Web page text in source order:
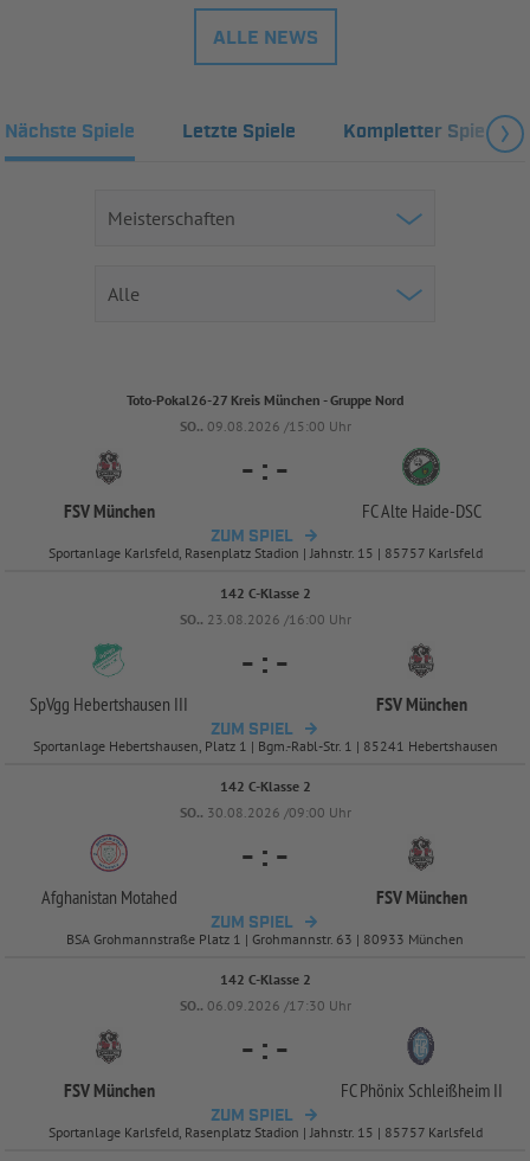
ALLE NEWS
Nächste Spiele Letzte Spiele Kompletter Spielplan
Toto-Pokal26-27 Kreis München - Gruppe Nord
SO.. 09.08.2026 /15:00 Uhr
FSV München
- : -
FC Alte Haide-DSC
ZUM SPIEL
Sportanlage Karlsfeld, Rasenplatz Stadion | Jahnstr. 15 | 85757 Karlsfeld
142 C-Klasse 2
SO.. 23.08.2026 /16:00 Uhr
SpVgg Hebertshausen III
- : -
FSV München
ZUM SPIEL
Sportanlage Hebertshausen, Platz 1 | Bgm.-Rabl-Str. 1 | 85241 Hebertshausen
142 C-Klasse 2
SO.. 30.08.2026 /09:00 Uhr
Afghanistan Motahed
- : -
FSV München
ZUM SPIEL
BSA Grohmannstraße Platz 1 | Grohmannstr. 63 | 80933 München
142 C-Klasse 2
SO.. 06.09.2026 /17:30 Uhr
FSV München
- : -
FC Phönix Schleißheim II
ZUM SPIEL
Sportanlage Karlsfeld, Rasenplatz Stadion | Jahnstr. 15 | 85757 Karlsfeld